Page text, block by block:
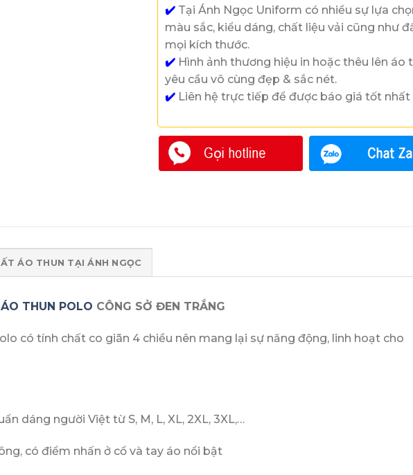
✔️Tại Ánh Ngọc Uniform có nhiều sự lựa
màu sắc, kiểu dáng, chất liệu vải cũng như
mọi kích thước.
✔️Hình ảnh thương hiệu in hoặc thêu lên áo
yêu cầu vô cùng đẹp & sắc nét.
✔️Liên hệ trực tiếp để được báo giá tốt nhất
ÁO THUN TẠI ÁNH NGỌC
ÁO THUN POLO CÔNG SỞ ĐEN TRẮNG
có tính chất co giãn 4 chiều nên mang lại sự năng động, linh hoạt cho
dáng người Việt từ S, M, L, XL, 2XL, 3XL,…
có điểm nhấn ở cổ và tay áo nổi bật